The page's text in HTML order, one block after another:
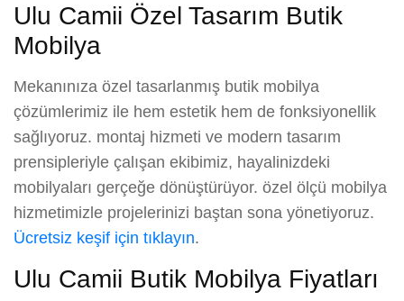
Ulu Camii Özel Tasarım Butik
Mobilya
Mekanınıza özel tasarlanmış butik mobilya
çözümlerimiz ile hem estetik hem de fonksiyonellik
sağlıyoruz. montaj hizmeti ve modern tasarım
prensipleriyle çalışan ekibimiz, hayalinizdeki
mobilyaları gerçeğe dönüştürüyor. özel ölçü mobilya
hizmetimizle projelerinizi baştan sona yönetiyoruz.
Ücretsiz keşif için tıklayın.
Ulu Camii Butik Mobilya Fiyatları